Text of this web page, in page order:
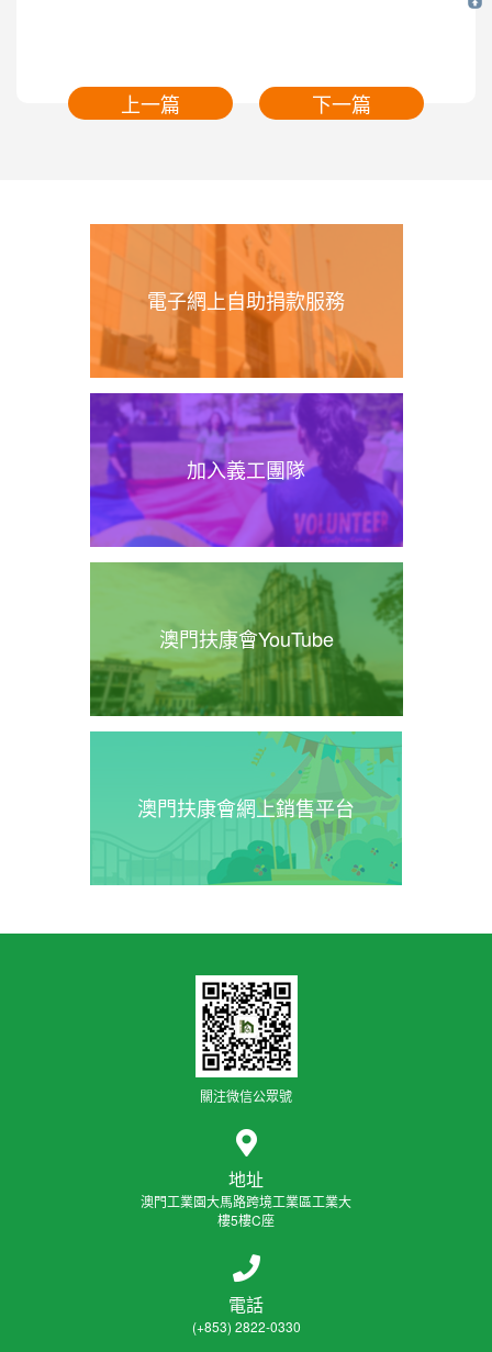
上一篇 下一篇
電子網上自助捐款服務
加入義工團隊
澳門扶康會YouTube
澳門扶康會網上銷售平台
關注微信公眾號
地址
澳門工業園大馬路跨境工業區工業大
樓5樓C座
電話
(+853) 2822-0330